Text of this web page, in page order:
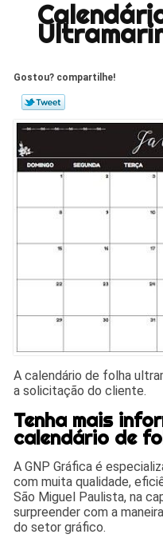
Gostou? compartilhe!
A calendário de folha
a solicitação do cliente.
Tenha mais
calendário de
A GNP Gráfica é
com muita qualidade,
São Miguel Paulista, na
surpreender com a
do setor gráfico.